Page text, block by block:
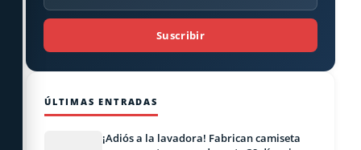
Suscribir
ÚLTIMAS ENTRADAS
¡Adiós a la lavadora! Fabrican camiseta